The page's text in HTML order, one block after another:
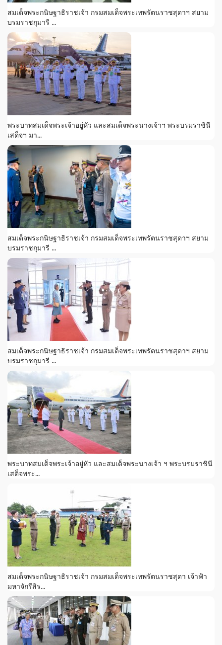
สมเด็จพระกนิษฐาธิราชเจ้า กรมสมเด็จพระเทพรัตนราชสุดาฯ สยาม
บรมราชกุมารี ...
พระบาทสมเด็จพระเจ้าอยู่หัว และสมเด็จพระนางเจ้าฯ พระบรมราชินี
เสด็จฯ มา...
สมเด็จพระกนิษฐาธิราชเจ้า กรมสมเด็จพระเทพรัตนราชสุดาฯ สยาม
บรมราชกุมารี ...
สมเด็จพระกนิษฐาธิราชเจ้า กรมสมเด็จพระเทพรัตนราชสุดาฯ สยาม
บรมราชกุมารี ...
พระบาทสมเด็จพระเจ้าอยู่หัว และสมเด็จพระนางเจ้า ฯ พระบรมราชินี
เสด็จพระ...
สมเด็จพระกนิษฐาธิราชเจ้า กรมสมเด็จพระเทพรัตนราชสุดา เจ้าฟ้า
มหาจักรีสิร...